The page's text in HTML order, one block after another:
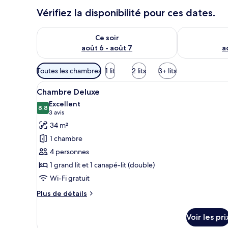
Vérifiez la disponibilité pour ces dates.
Ce soir
août 6 - août 7
Vérifier la disponibilité pour ce soir août 6 - août 7
Vérifier la
Filtres
disponibles
pour
les
chambres
Toutes les chambres 1 lit 2 lits 3+ lits
Afficher
toutes
les
photos
pour
ce
type
de
chambre :
Chambre
Un salon moderne avec un
6
Chambre Deluxe
8,88,8 sur 10
Excellent
3 avis
(3 avis)
34 m²
1 chambre
4 personnes
1 grand lit et 1 canapé-lit (double)
Wi-Fi gratuit
Plus de détails
Plus
Voir les